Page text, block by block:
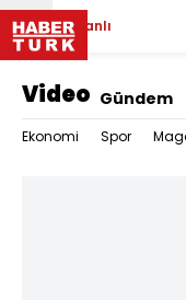
Canlı
Video Gündem
Ekonomi Spor